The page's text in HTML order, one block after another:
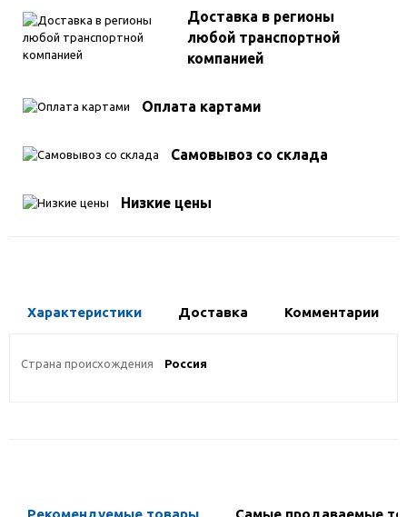
Доставка в регионы
любой транспортной
компанией
Оплата картами
Самовывоз со склада
Низкие цены
Характеристики Доставка Комментарии
Страна происхождения Россия
Рекомендуемые товары Самые продаваемые